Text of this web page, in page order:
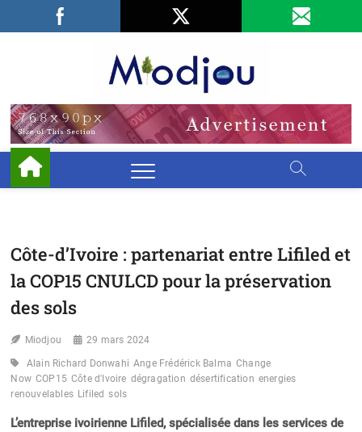
Facebook
LinkedIn
Côte-d’Ivoire : partenariat entre Lifiled et
la COP15 CNULCD pour la préservation
des sols
Miodjou 29 mars 2024
Alain Richard Donwahi Ange Frédérick Balma Change
Now COP15 Côte d'Ivoire dégragation désertification energies
renouvelables Lifiled sols
L’entreprise ivoirienne Lifiled, spécialisée dans les services de